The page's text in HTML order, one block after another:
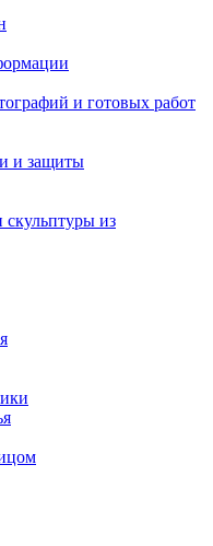
и готовых работ
и защиты
из